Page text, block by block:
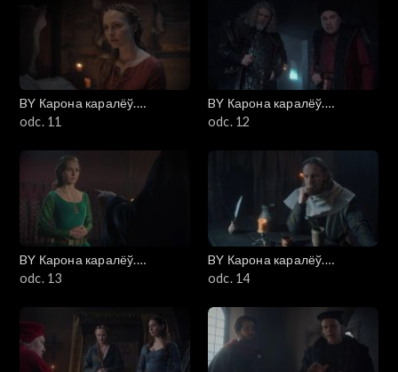
BY Карона каралёў.
Ягелоны (Korona królów.
odc. 11
BY Карона каралёў.
Ягелоны (Korona królów.
odc. 12
BY Карона каралёў.
Ягелоны (Korona królów.
odc. 13
BY Карона каралёў.
Ягелоны (Korona królów.
odc. 14